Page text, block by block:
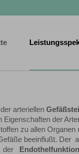
arteriellen
der
zu allen
beeinflußt. Der
der
Endothelfunktion